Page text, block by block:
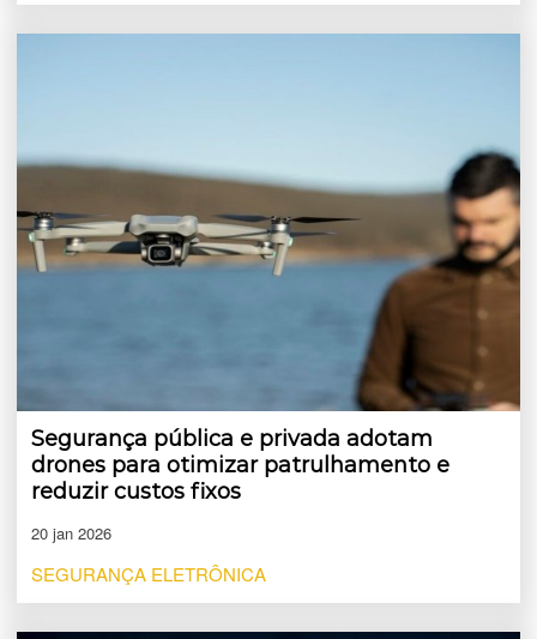
Segurança pública e privada adotam
drones para otimizar patrulhamento e
reduzir custos fixos
20 jan 2026
SEGURANÇA ELETRÔNICA